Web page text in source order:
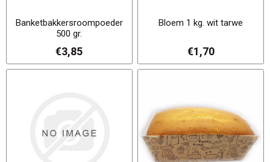
Banketbakkersroompoeder
500 gr.
€3,85
Bloem 1 kg. wit tarwe
€1,70